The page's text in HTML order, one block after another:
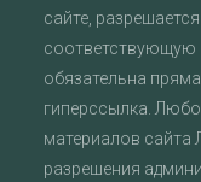
сайте,
соответствующую
обязательна
гиперссылка.
материалов сайта
разрешения